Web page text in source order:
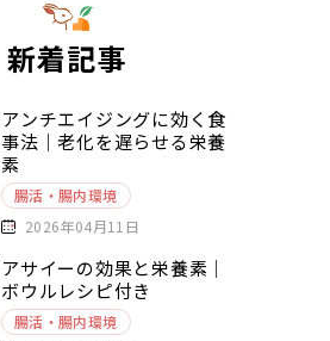
新着記事
アンチエイジングに効く食
事法｜老化を遅らせる栄養
素
腸活・腸内環境
2026年04月11日
アサイーの効果と栄養素｜
ボウルレシピ付き
腸活・腸内環境